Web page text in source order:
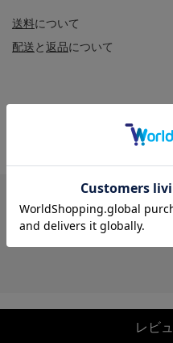
送料について
配送と返品について
レビュー
レビ